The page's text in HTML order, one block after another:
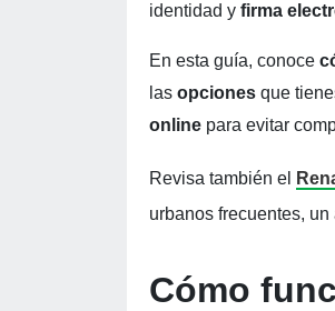
identidad y firma
En esta guía, conoce
las opciones que
online para evitar
Revisa también el
urbanos frecuentes,
Cómo